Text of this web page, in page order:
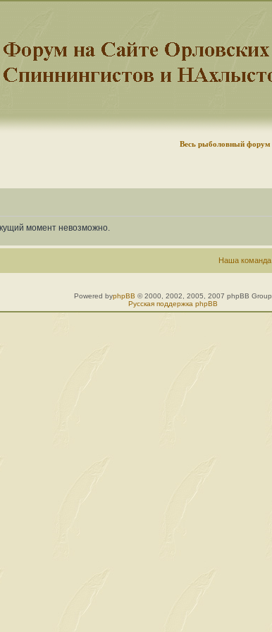
Весь рыболовный форум
момент невозможно.
Наша команда
Powered byphpBB © 2000, 2002, 2005, 2007 phpBB Group
Русская поддержка phpBB